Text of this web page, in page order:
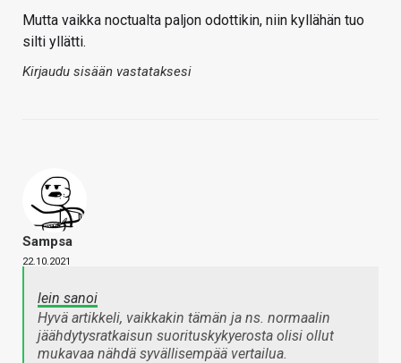
Mutta vaikka noctualta paljon odottikin, niin kyllähän tuo
silti yllätti.
Kirjaudu sisään vastataksesi
Sampsa
22.10.2021
lein sanoi
Hyvä artikkeli, vaikkakin tämän ja ns. normaalin
jäähdytysratkaisun suorituskykyerosta olisi ollut
mukavaa nähdä syvällisempää vertailua.